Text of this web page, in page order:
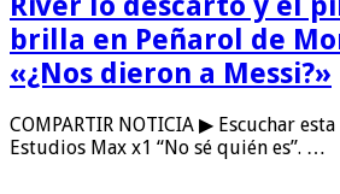
brilla en Peñarol de
«¿Nos dieron a Messi?»
COMPARTIR NOTICIA ▶ Escuchar
Estudios Max x1 “No sé quién es”. …